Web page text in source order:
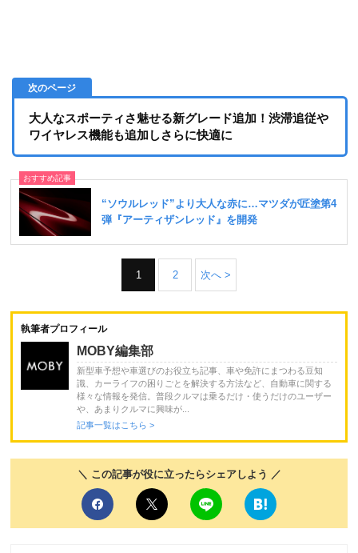
大人なスポーティさ魅せる新グレード追加！渋滞追従や
ワイヤレス機能も追加しさらに快適に
1 2 次へ >
執筆者プロフィール
MOBY編集部
新型車予想や車選びのお役立ち記事、車や免許にまつわる豆知
識、カーライフの困りごとを解決する方法など、自動車に関する
様々な情報を発信。普段クルマは乗るだけ・使うだけのユーザー
や、あまりクルマに興味が...
記事一覧はこちら >
＼ この記事が役に立ったらシェアしよう ／